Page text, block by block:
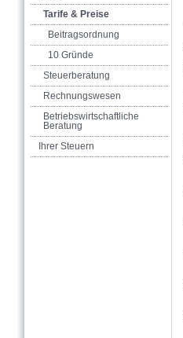
Tarife & Preise
Beitragsordnung
10 Gründe
Steuerberatung
Rechnungswesen
Betriebswirtschaftliche
Beratung
Ihrer Steuern